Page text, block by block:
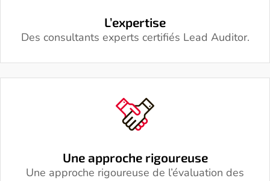
L’expertise
Des consultants experts certifiés Lead Auditor.
Une approche rigoureuse
Une approche rigoureuse de l’évaluation des